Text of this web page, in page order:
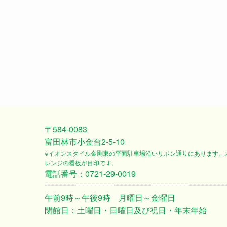
〒584-0083
富田林市小金台2-5-10
※イオンスタイル金剛東の平面駐車場沿いリボン通りにあります。
レンジの看板が目印です。
電話番号：0721-29-0019
午前9時～午後9時 月曜日～金曜日
閉館日：土曜日・日曜日及び祝日・年末年始